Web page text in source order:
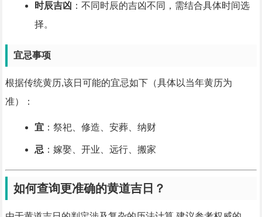
时辰吉凶 ：不同时辰的吉凶不同，需结合具体时间选
择。
宜忌事项
根据传统黄历,该日可能的宜忌如下（具体以当年黄历为
准）：
宜：祭祀、修造、安葬、纳财
忌：嫁娶、开业、远行、搬家
如何查询更准确的黄道吉日？